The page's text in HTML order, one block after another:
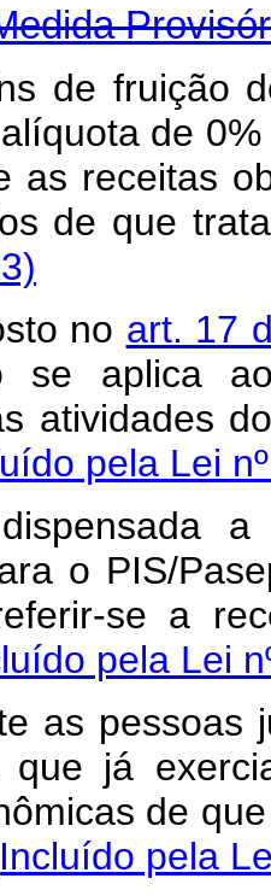
de fruição
de
as receitas
de que
no art. 17
se aplica
atividades
pela Lei
o PIS/
se a
pela Lei
as pessoas
que já
de
pela